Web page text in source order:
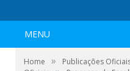
MENU
Home » Publicações